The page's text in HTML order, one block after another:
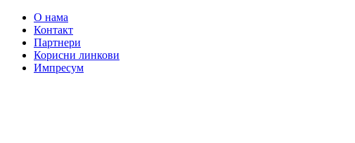
О нама
Контакт
Партнери
Корисни линкови
Импресум